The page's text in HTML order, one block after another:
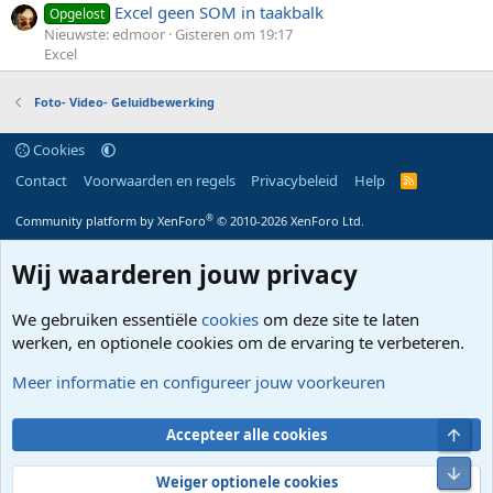
Opgelost Excel geen SOM in taakbalk
Nieuwste: edmoor Gisteren om 19:17
Excel
Foto- Video- Geluidbewerking
Cookies
Contact
Voorwaarden en regels Privacybeleid Help
R
Community platform by XenForo® © 2010-2026 XenForo Ltd.
Wij waarderen jouw privacy
We gebruiken essentiële cookies om deze site te laten
werken, en optionele cookies om de ervaring te verbeteren.
Meer informatie en configureer jouw voorkeuren
Accepteer alle cookies
Weiger optionele cookies